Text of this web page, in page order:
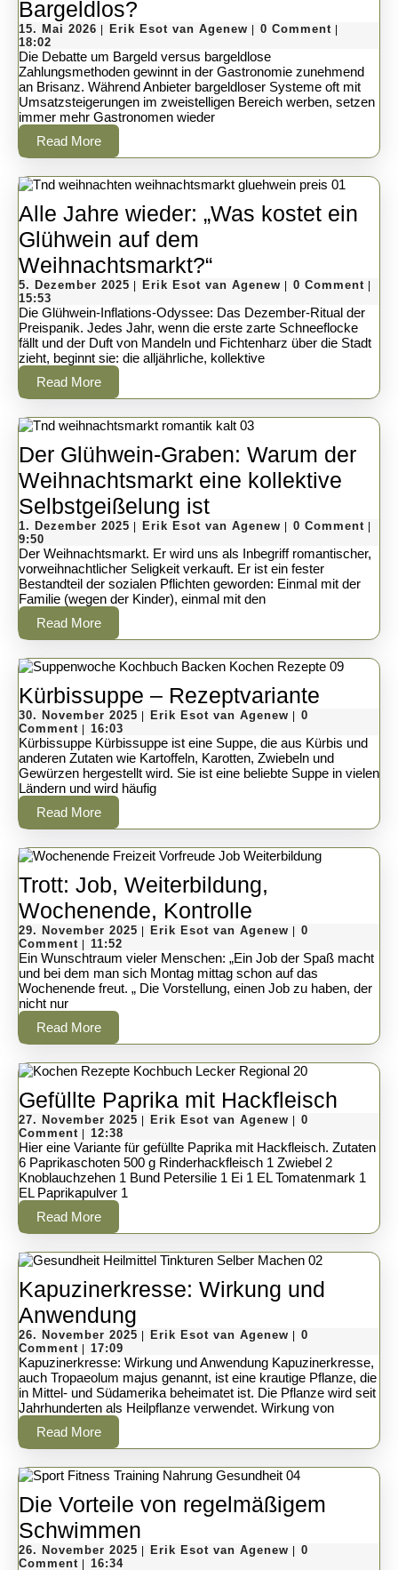
Bargeldlos?
Bardgeld
oder
Bargeldlos?
15. Mai 2026 15.
2026
Erik Esot van Agenew Erik
van
Agenew
0 Comment
18:02
Die Debatte um Bargeld versus bargeldlose
Zahlungsmethoden gewinnt in der Gastronomie zunehmend
an Brisanz. Während Anbieter bargeldloser Systeme oft mit
Umsatzsteigerungen im zweistelligen Bereich werben, setzen
immer mehr Gastronomen wieder
Read MoreRead
More
Alle Jahre wieder: „Was kostet ein
Glühwein auf dem
Weihnachtsmarkt?“Alle
Jahre
wieder:
„Was
kostet
ein
Glühwein
auf
dem
5. Dezember 2025 5.
2025
Erik Esot van Agenew Erik
van
Agenew
0 Comment
15:53
Die Glühwein-Inflations-Odyssee: Das Dezember-Ritual der
Preispanik. Jedes Jahr, wenn die erste zarte Schneeflocke
fällt und der Duft von Mandeln und Fichtenharz über die Stadt
zieht, beginnt sie: die alljährliche, kollektive
Read MoreRead
More
Der Glühwein-Graben: Warum der
Weihnachtsmarkt eine kollektive
Selbstgeißelung istDer
Glühwein-
Graben:
Warum
der
Weihnachtsmarkt
eine
kollektive
Selbstgeißelung
ist
1. Dezember 2025 1.
2025
Erik Esot van Agenew Erik
van
Agenew
0 Comment
9:50
Der Weihnachtsmarkt. Er wird uns als Inbegriff romantischer,
vorweihnachtlicher Seligkeit verkauft. Er ist ein fester
Bestandteil der sozialen Pflichten geworden: Einmal mit der
Familie (wegen der Kinder), einmal mit den
Read MoreRead
More
Kürbissuppe – Rezeptvariante
30. November 2025 30.
2025
Erik Esot van Agenew Erik
van
Agenew
0
Comment
16:03
Kürbissuppe Kürbissuppe ist eine Suppe, die aus Kürbis und
anderen Zutaten wie Kartoffeln, Karotten, Zwiebeln und
Gewürzen hergestellt wird. Sie ist eine beliebte Suppe in vielen
Ländern und wird häufig
Read MoreRead
More
Trott: Job, Weiterbildung,
Wochenende, Kontrolle
Job,
Weiterbildung,
Wochenende,
29. November 2025 29.
2025
Erik Esot van Agenew Erik
van
Agenew
0
Comment
11:52
Ein Wunschtraum vieler Menschen: „Ein Job der Spaß macht
und bei dem man sich Montag mittag schon auf das
Wochenende freut. „ Die Vorstellung, einen Job zu haben, der
nicht nur
Read MoreRead
More
Gefüllte Paprika mit Hackfleisch
mit
27. November 2025 27.
2025
Erik Esot van Agenew Erik
van
Agenew
0
Comment
12:38
Hier eine Variante für gefüllte Paprika mit Hackfleisch. Zutaten
6 Paprikaschoten 500 g Rinderhackfleisch 1 Zwiebel 2
Knoblauchzehen 1 Bund Petersilie 1 Ei 1 EL Tomatenmark 1
EL Paprikapulver 1
Read MoreRead
More
Kapuzinerkresse: Wirkung und
Anwendung
Wirkung
und
Anwendung
26. November 2025 26.
2025
Erik Esot van Agenew Erik
van
Agenew
0
Comment
17:09
Kapuzinerkresse: Wirkung und Anwendung Kapuzinerkresse,
auch Tropaeolum majus genannt, ist eine krautige Pflanze, die
in Mittel- und Südamerika beheimatet ist. Die Pflanze wird seit
Jahrhunderten als Heilpflanze verwendet. Wirkung von
Read MoreRead
More
Die Vorteile von regelmäßigem
Schwimmen
Vorteile
26. November 2025 26.Erik Esot van Agenew Erik
0
Comment
16:34